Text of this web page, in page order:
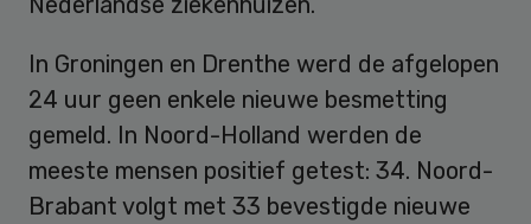
In Groningen en Drenthe werd de afgelopen
24 uur geen enkele nieuwe besmetting
gemeld. In Noord-Holland werden de
meeste mensen positief getest: 34. Noord-
Brabant volgt met 33 bevestigde nieuwe